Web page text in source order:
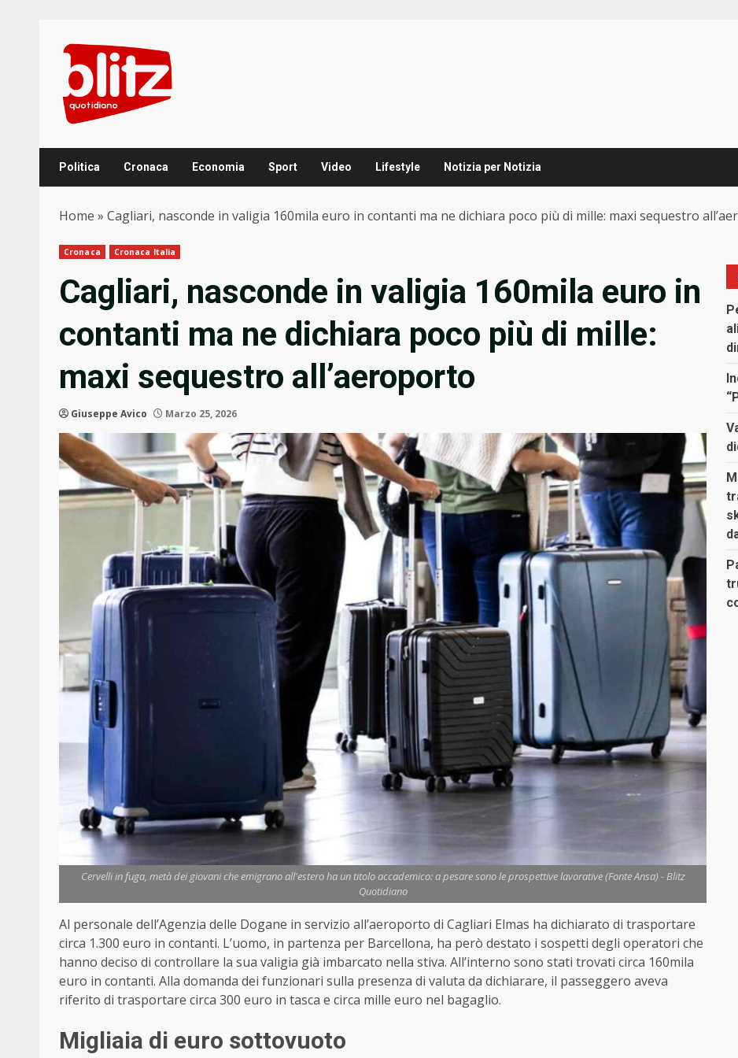
content
Politica Cronaca Economia Sport Video Lifestyle Notizia per Notizia
Home » Cagliari, nasconde in valigia 160mila euro in contanti ma ne dichiara poco più di mille: maxi sequestro
Cronaca Cronaca Italia
Cagliari, nasconde in valigia 160mila euro in
contanti ma ne dichiara poco più di mille:
maxi sequestro all’aeroporto
Giuseppe Avico Marzo 25, 2026
Cervelli in fuga, metà dei giovani che emigrano all'estero ha un titolo accademico: a pesare sono le prospettive lavorative (Fonte Ansa) - Blitz
Quotidiano
Al personale dell’Agenzia delle Dogane in servizio all’aeroporto di Cagliari Elmas ha dichiarato di trasportare
circa 1.300 euro in contanti. L’uomo, in partenza per Barcellona, ha però destato i sospetti degli operatori che
hanno deciso di controllare la sua valigia già imbarcato nella stiva. All’interno sono stati trovati circa 160mila
euro in contanti. Alla domanda dei funzionari sulla presenza di valuta da dichiarare, il passeggero aveva
riferito di trasportare circa 300 euro in tasca e circa mille euro nel bagaglio.
Migliaia di euro sottovuoto